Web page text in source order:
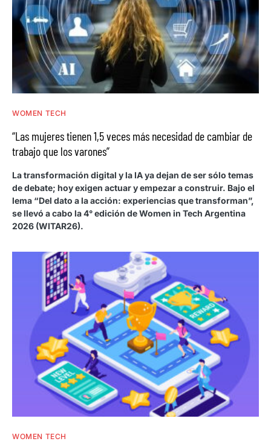
WOMEN TECH
“Las mujeres tienen 1,5 veces más necesidad de cambiar de
trabajo que los varones”
La transformación digital y la IA ya dejan de ser sólo temas
de debate; hoy exigen actuar y empezar a construir. Bajo el
lema “Del dato a la acción: experiencias que transforman”,
se llevó a cabo la 4° edición de Women in Tech Argentina
2026 (WITAR26).
WOMEN TECH